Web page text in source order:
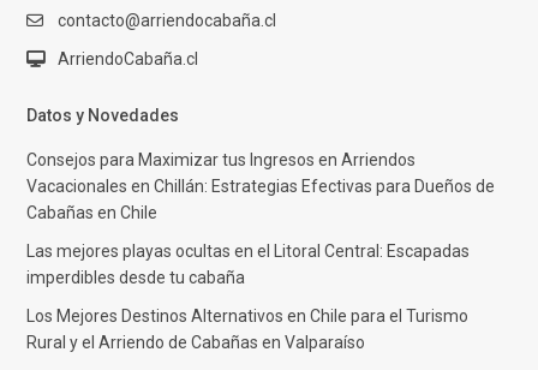
contacto@arriendocabaña.cl
ArriendoCabaña.cl
Datos y Novedades
Consejos para Maximizar tus Ingresos en Arriendos
Vacacionales en Chillán: Estrategias Efectivas para Dueños de
Cabañas en Chile
Las mejores playas ocultas en el Litoral Central: Escapadas
imperdibles desde tu cabaña
Los Mejores Destinos Alternativos en Chile para el Turismo
Rural y el Arriendo de Cabañas en Valparaíso